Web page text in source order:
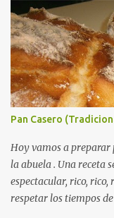
Pan Casero
Hoy vamos a preparar
la abuela . Una receta
espectacular, rico, rico,
respetar los tiempos